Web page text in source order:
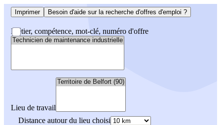
Imprimer Besoin d'aide sur la recherche d'offres d'emploi ?
Métier, compétence, mot-clé, numéro d'offre
Lieu de travail
Distance autour du lieu choisi